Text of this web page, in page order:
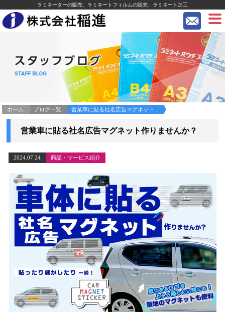
ラミネーターの販売、ラミネートフィルムの販売、ラミネート加工
ホーム ブログ一覧 営業車に貼る社名広告マグネット...
営業車に貼る社名広告マグネット作りませんか？
2024.07.24 商品・サービス紹介